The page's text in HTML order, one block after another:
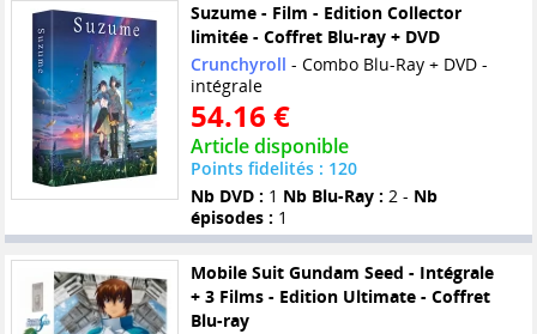
Suzume - Film - Edition Collector
limitée - Coffret Blu-ray + DVD
Crunchyroll - Combo Blu-Ray + DVD -
intégrale
54.16 €
Article disponible
Points fidelités : 120
Nb DVD : 1 Nb Blu-Ray : 2 - Nb
épisodes : 1
Mobile Suit Gundam Seed - Intégrale
+ 3 Films - Edition Ultimate - Coffret
Blu-ray